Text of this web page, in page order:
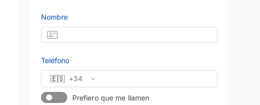
Nombre
Teléfono
🇪🇸 +34
Prefiero que me llamen